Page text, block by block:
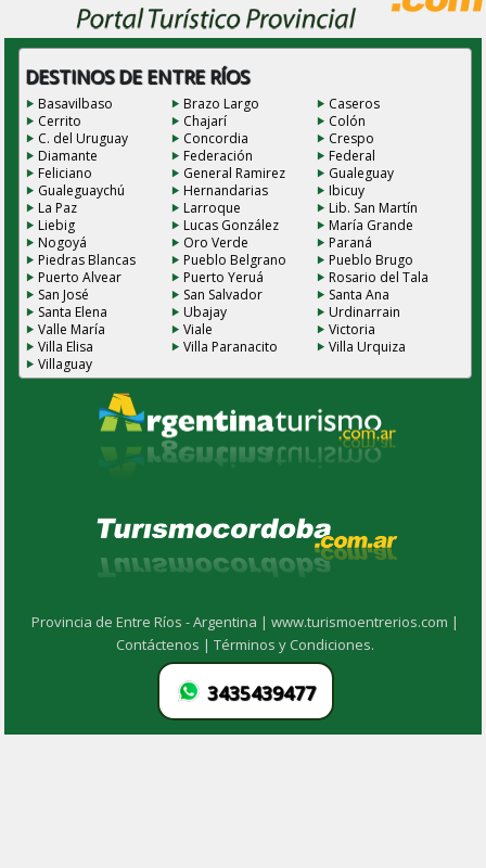
DESTINOS DE ENTRE RÍOS
Basavilbaso Brazo Largo
Caseros
Cerrito
Chajarí
Colón
C. del Uruguay
Concordia
Crespo
Diamante
Federación
Federal
Feliciano
General Ramirez
Gualeguay
Gualeguaychú
Hernandarias
Ibicuy
La Paz
Larroque
Lib. San Martín
Liebig
Lucas González
María Grande
Nogoyá
Oro Verde
Paraná
Piedras Blancas
Pueblo Belgrano
Pueblo Brugo
Puerto Alvear
Puerto Yeruá
Rosario del Tala
San José
San Salvador
Santa Ana
Santa Elena
Ubajay
Urdinarrain
Valle María
Viale
Victoria
Villa Elisa
Villa Paranacito
Villa Urquiza
Villaguay
Provincia de Entre Ríos - Argentina |www.turismoentrerios.com |
Contáctenos |Términos y Condiciones.
3435439477